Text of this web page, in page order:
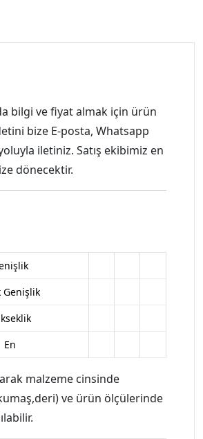
bilgi ve fiyat almak için ürün
bize E-posta, Whatsapp
iletiniz. Satış ekibimiz en
dönecektir.
Genişlik
En
malzeme cinsinde
ve ürün ölçülerinde